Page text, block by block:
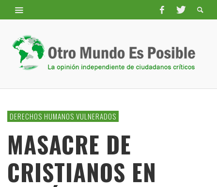
DERECHOS HUMANOS VULNERADOS
MASACRE DE
CRISTIANOS EN